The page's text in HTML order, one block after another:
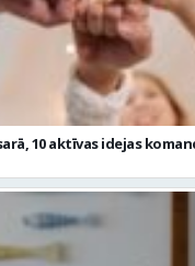
10 aktīvas idejas